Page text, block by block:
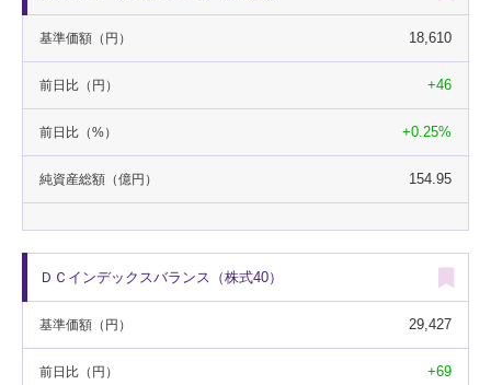
基準価額 （円） 18,610
前日比 （円） +46
前日比 （%） +0.25%
純資産総額 （億円） 154.95
ＤＣインデックスバランス（株式40）
基準価額 （円） 29,427
前日比 （円） +69